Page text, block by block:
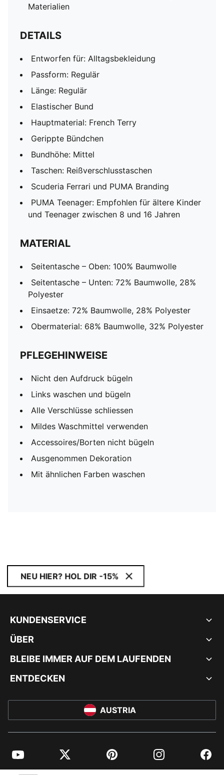
Materialien
DETAILS
Entworfen für: Alltagsbekleidung
Passform: Regulär
Länge: Regulär
Elastischer Bund
Hauptmaterial: French Terry
Gerippte Bündchen
Bundhöhe: Mittel
Taschen: Reißverschlusstaschen
Scuderia Ferrari und PUMA Branding
PUMA Teenager: Empfohlen für ältere Kinder
und Teenager zwischen 8 und 16 Jahren
MATERIAL
Seitentasche – Oben: 100% Baumwolle
Seitentasche – Unten: 72% Baumwolle, 28%
Polyester
Einsaetze: 72% Baumwolle, 28% Polyester
Obermaterial: 68% Baumwolle, 32% Polyester
PFLEGEHINWEISE
Nicht den Aufdruck bügeln
Links waschen und bügeln
Alle Verschlüsse schliessen
Mildes Waschmittel verwenden
Accessoires/Borten nicht bügeln
Ausgenommen Dekoration
Mit ähnlichen Farben waschen
NEU HIER? HOL DIR -15%
KUNDENSERVICE
ÜBER
BLEIBE IMMER AUF DEM LAUFENDEN
ENTDECKEN
AUSTRIA
YouTube Twitter Pinterest Instagram